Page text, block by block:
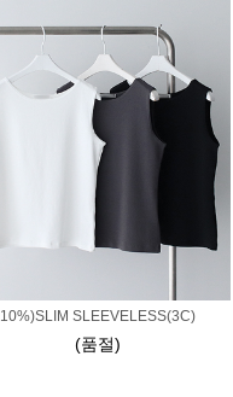
10%)SLIM SLEEVELESS(3C)
(품절)